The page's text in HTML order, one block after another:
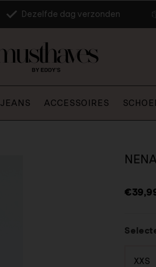
JEANS ACCESSOIRES
Dezelfde dag verzonden
XXS